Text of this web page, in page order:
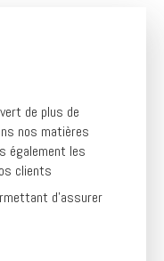
de plus de
nos matières
également les
clients
d'assurer